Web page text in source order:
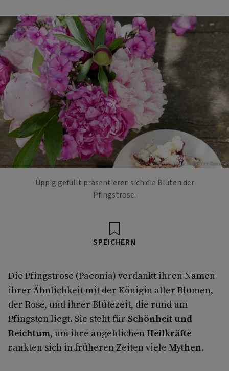
Foto: Katharina Gossow
Üppig gefüllt präsentieren sich die Blüten der
Pfingstrose.
SPEICHERN
Die Pfingstrose (Paeonia) verdankt ihren Namen
ihrer Ähnlichkeit mit der Königin aller Blumen,
der Rose, und ihrer Blütezeit, die rund um
Pfingsten liegt. Sie steht für Schönheit und
Reichtum, um ihre angeblichen Heilkräfte
rankten sich in früheren Zeiten viele Mythen.